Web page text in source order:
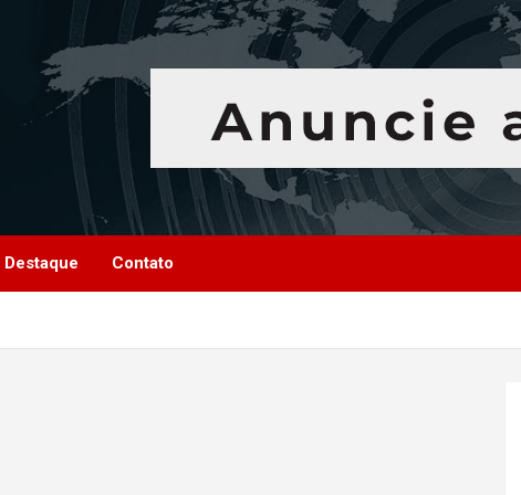
Destaque Contato